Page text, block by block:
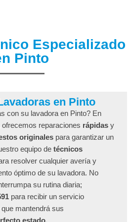
Especializado
Pinto
en Pinto
con su lavadora en Pinto? En
ofrecemos reparaciones rápidas y
originales para garantizar un
equipo de técnicos
resolver cualquier avería y
óptimo de su lavadora. No
su rutina diaria;
para recibir un servicio
que mantendrá sus